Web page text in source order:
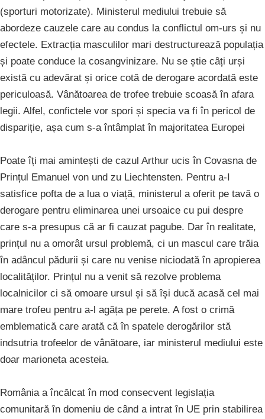
(sporturi motorizate). Ministerul mediului trebuie să
abordeze cauzele care au condus la conflictul om-urs și nu
efectele. Extracția masculilor mari destructurează populația
și poate conduce la cosangvinizare. Nu se știe câți urși
există cu adevărat și orice cotă de derogare acordată este
periculoasă. Vânătoarea de trofee trebuie scoasă în afara
legii. Alfel, confictele vor spori și specia va fi în pericol de
dispariție, așa cum s-a întâmplat în majoritatea Europei
Poate îți mai amintești de cazul Arthur ucis în Covasna de
Prințul Emanuel von und zu Liechtensten. Pentru a-I
satisfice pofta de a lua o viață, ministerul a oferit pe tavă o
derogare pentru eliminarea unei ursoaice cu pui despre
care s-a presupus că ar fi cauzat pagube. Dar în realitate,
prințul nu a omorât ursul problemă, ci un mascul care trăia
în adâncul pădurii și care nu venise niciodată în apropierea
localităților. Prințul nu a venit să rezolve problema
localnicilor ci să omoare ursul și să își ducă acasă cel mai
mare trofeu pentru a-l agăța pe perete. A fost o crimă
emblematică care arată că în spatele derogărilor stă
indsutria trofeelor de vânătoare, iar ministerul mediului este
doar marioneta acesteia.
România a încălcat în mod consecvent legislația
comunitară în domeniu de când a intrat în UE prin stabilirea